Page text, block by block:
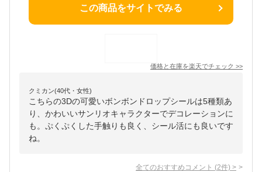
この商品をサイトでみる
価格と在庫を楽天でチェック >>
クミカン(40代・女性)
こちらの3Dの可愛いボンボンドロップシールは5種類あ
り、かわいいサンリオキャラクターでデコレーションに
も。ぷくぷくした手触りも良く、シール活にも良いです
ね。
全てのおすすめコメント (2件) >